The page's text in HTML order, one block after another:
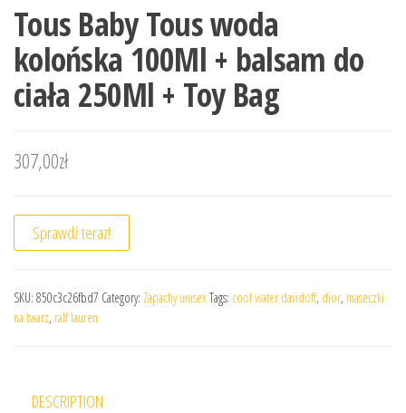
Tous Baby Tous woda
kolońska 100Ml + balsam do
ciała 250Ml + Toy Bag
307,00zł
Sprawdź teraz!
SKU: 850c3c26fbd7 Category: Zapachy unisexTags: cool water davidoff, dior, maseczki
na twarz, ralf lauren
DESCRIPTION